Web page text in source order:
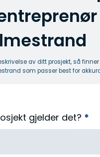
av ditt prosjekt, så
som passer best for
gjelder det? *